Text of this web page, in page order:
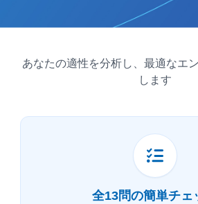
あなたの適性を分析し、最適なエ
します
全13問の簡単チェ